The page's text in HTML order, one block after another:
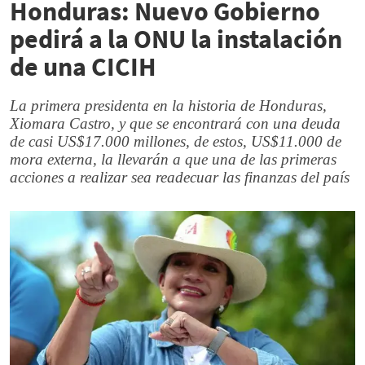
Honduras: Nuevo Gobierno
pedirá a la ONU la instalación
de una CICIH
La primera presidenta en la historia de Honduras,
Xiomara Castro, y que se encontrará con una deuda
de casi US$17.000 millones, de estos, US$11.000 de
mora externa, la llevarán a que una de las primeras
acciones a realizar sea readecuar las finanzas del país